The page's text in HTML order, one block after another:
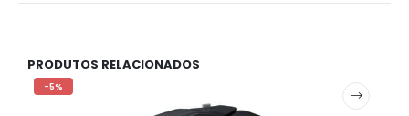
PRODUTOS RELACIONADOS
-5%